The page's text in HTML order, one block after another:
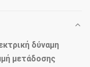
δύναμη
μετάδοσης